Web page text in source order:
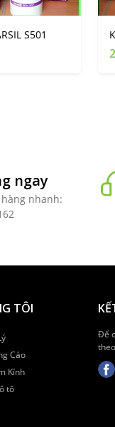
S501
ngay
nhanh:
TÔI
Cáo
Kính
tô
Để